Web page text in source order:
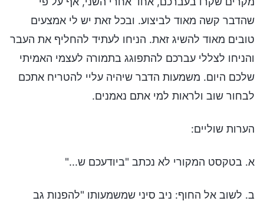
שהדבר קשה מאוד לביצוע. ובכל זאת יש לי אמצעים
טובים מאוד להשיג זאת. הניחו לעתיד להחליף את העבר
והניחו לצללי עברכם להתפוגג בתמורה לעצמי האמיתי
שלכם היום. משמעות הדבר שיהיה עליי להטריח אתכם
לבחור שוב ולראות למי אתם נאמנים.
הערות שוליים:
א. בטקסט המקורי לא נכתב "ביודעכם ש..."
ב. לשוב אל החוף: ניב סיני שמשמעותו "להפנות גב